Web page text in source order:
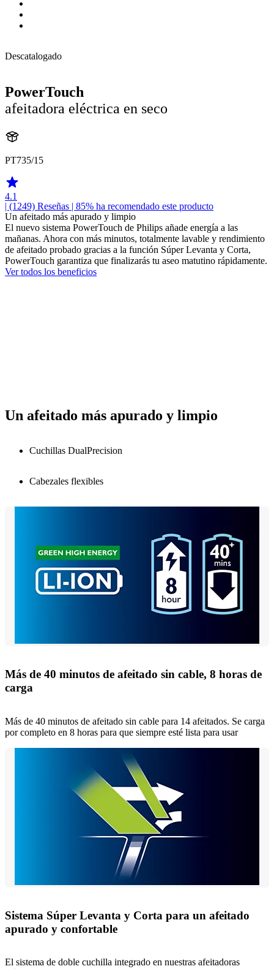
Descatalogado
PowerTouch
afeitadora eléctrica en seco
PT735/15
4.1
| (1249) Reseñas | 85% ha recomendado este producto
Un afeitado más apurado y limpio
El nuevo sistema PowerTouch de Philips añade energía a las
mañanas. Ahora con más minutos, totalmente lavable y rendimiento
de afeitado probado gracias a la función Súper Levanta y Corta,
PowerTouch garantiza que finalizarás tu aseo matutino rápidamente.
Ver todos los beneficios
Un afeitado más apurado y limpio
Cuchillas DualPrecision
Cabezales flexibles
Más de 40 minutos de afeitado sin cable, 8 horas de
carga
Más de 40 minutos de afeitado sin cable para 14 afeitados. Se carga
por completo en 8 horas para que siempre esté lista para usar
Sistema Súper Levanta y Corta para un afeitado
apurado y confortable
El sistema de doble cuchilla integrado en nuestras afeitadoras